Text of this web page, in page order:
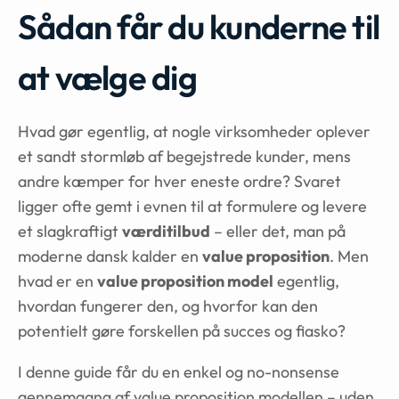
Sådan får du kunderne til
at vælge dig
Hvad gør egentlig, at nogle virksomheder oplever
et sandt stormløb af begejstrede kunder, mens
andre kæmper for hver eneste ordre? Svaret
ligger ofte gemt i evnen til at formulere og levere
et slagkraftigtværditilbud – eller det, man på
moderne dansk kalder en value proposition. Men
hvad er en value proposition model egentlig,
hvordan fungerer den, og hvorfor kan den
potentielt gøre forskellen på succes og fiasko?
I denne guide får du en enkel og no-nonsense